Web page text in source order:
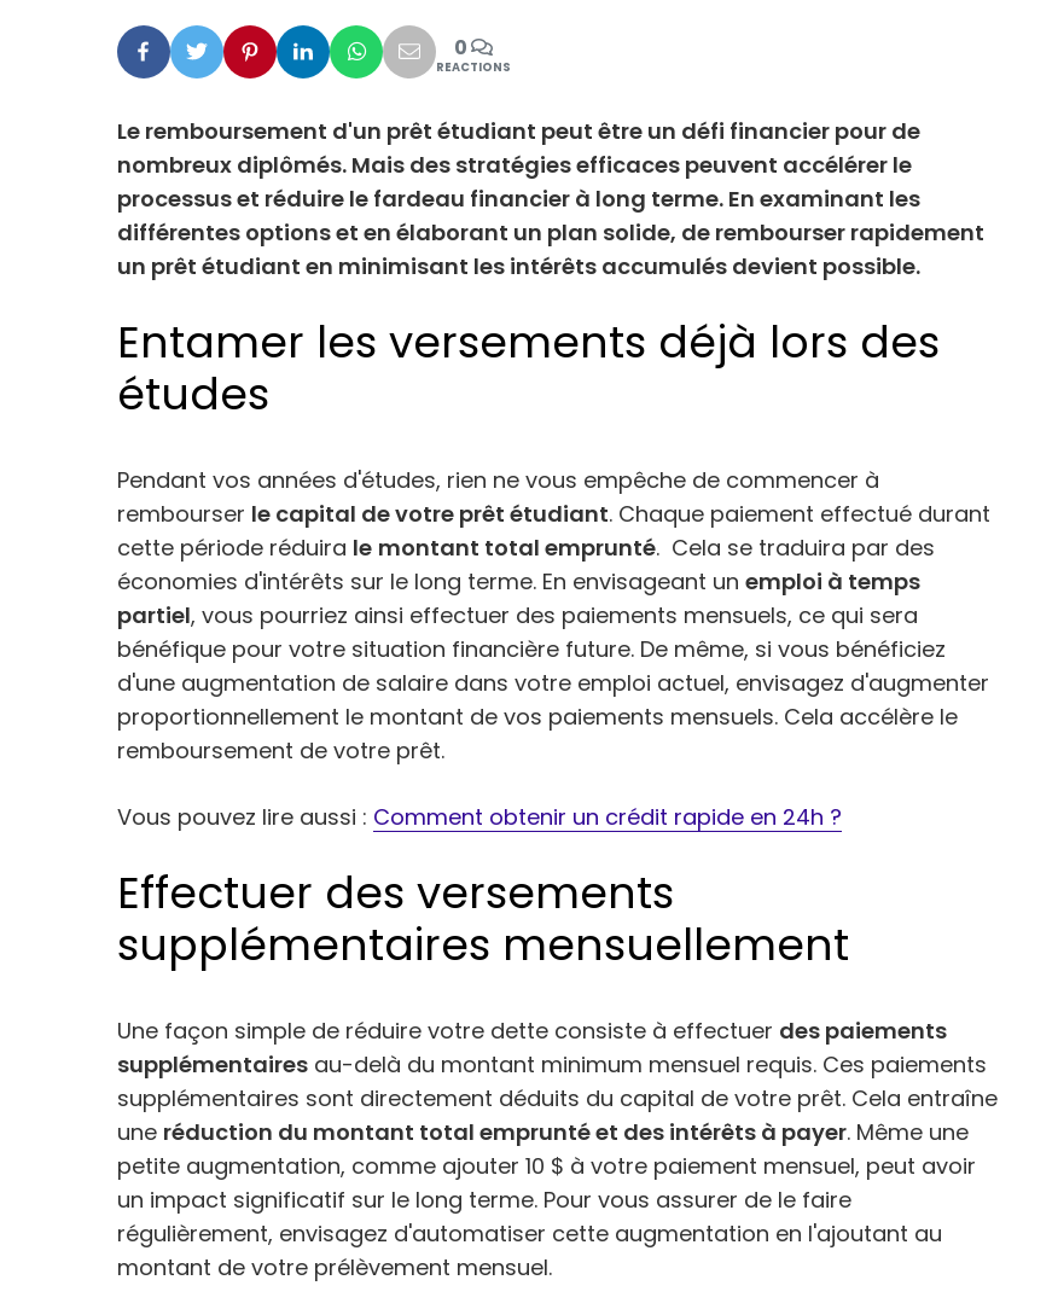
Facebook
Twitter PinterestLinkedinWhatsapp
Mail0
REACTIONS
Le remboursement d'un prêt étudiant peut être un défi financier pour de
nombreux diplômés. Mais des stratégies efficaces peuvent accélérer le
processus et réduire le fardeau financier à long terme. En examinant les
différentes options et en élaborant un plan solide, de rembourser rapidement
un prêt étudiant en minimisant les intérêts accumulés devient possible.
Entamer les versements déjà lors des
études
Pendant vos années d'études, rien ne vous empêche de commencer à
rembourser le capital de votre prêt étudiant. Chaque paiement effectué durant
cette période réduira le montant total emprunté. Cela se traduira par des
économies d'intérêts sur le long terme. En envisageant un emploi à temps
partiel, vous pourriez ainsi effectuer des paiements mensuels, ce qui sera
bénéfique pour votre situation financière future. De même, si vous bénéficiez
d'une augmentation de salaire dans votre emploi actuel, envisagez d'augmenter
proportionnellement le montant de vos paiements mensuels. Cela accélère le
remboursement de votre prêt.
Vous pouvez lire aussi : Comment obtenir un crédit rapide en 24h ?
Effectuer des versements
supplémentaires mensuellement
Une façon simple de réduire votre dette consiste à effectuer des paiements
supplémentaires au-delà du montant minimum mensuel requis. Ces paiements
supplémentaires sont directement déduits du capital de votre prêt. Cela entraîne
une réduction du montant total emprunté et des intérêts à payer. Même une
petite augmentation, comme ajouter 10 $ à votre paiement mensuel, peut avoir
un impact significatif sur le long terme. Pour vous assurer de le faire
régulièrement, envisagez d'automatiser cette augmentation en l'ajoutant au
montant de votre prélèvement mensuel.